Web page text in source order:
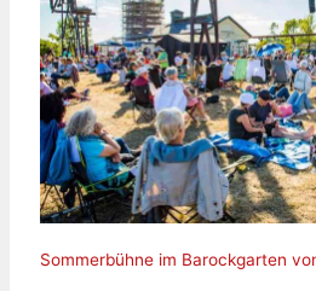
Sommerbühne im Barockgarten